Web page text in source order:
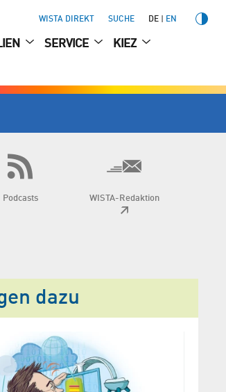
WISTA DIREKT SUCHE DE EN
SERVICE KIEZ
Podcasts WISTA-Redaktion
dazu